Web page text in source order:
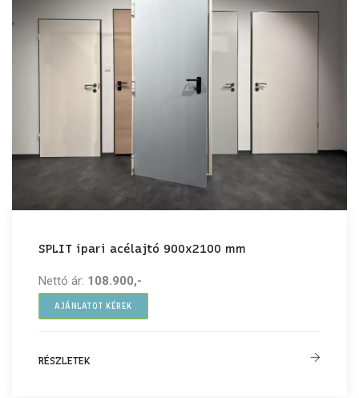
SPLIT ipari acélajtó 900x2100 mm
Nettó ár: 108.900,-
AJÁNLATOT KÉREK
RÉSZLETEK